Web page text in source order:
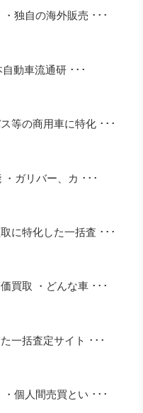
独自の海外販売 ･･･
動車流通研 ･･･
等の商用車に特化 ･･･
ガリバー、カ ･･･
に特化した一括査 ･･･
買取 ・どんな車 ･･･
一括査定サイト ･･･
個人間売買とい ･･･